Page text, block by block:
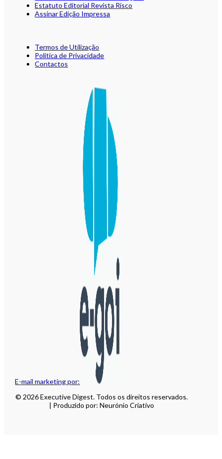
E-mail marketing por:
Estatuto Editorial Revista Risco
Assinar Edição Impressa
Termos de Utilização
Política de Privacidade
Contactos
© 2026 Executive Digest. Todos os direitos reservados.
| Produzido por: Neurónio Criativo